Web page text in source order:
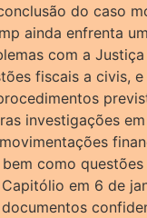
do caso
ainda enfrenta
com a
fiscais a civis,
investigações
como
em 6 de